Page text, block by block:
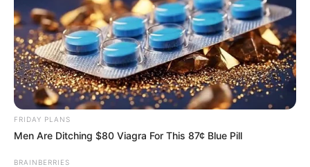
ดร.คฑา ชินบัญชร อาสากาชาด
เฉลิมพระเกียรติ 48พรรษาฯ
ตัวแทนร้านพยากรณ์สิริวัฒนาเชส
เชียร์ ในงานกาชาด 2562
FRIDAY PLANS
Men Are Ditching $80 Viagra For This 87¢ Blue Pill
BRAINBERRIES